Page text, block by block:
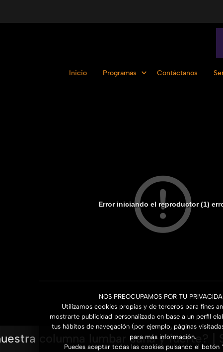
NOS PREOCUPAMOS POR TU
Utilizamos cookies propias y de terceros para fines
mostrarte publicidad personalizada en base a un perfil
tus hábitos de navegación (por ejemplo, páginas
para más información.
Puedes aceptar todas las cookies pulsando el botón
Inicio Programas Contáctanos
Error iniciando el reproductor (1)
columna lumbar sana y fuerte? |